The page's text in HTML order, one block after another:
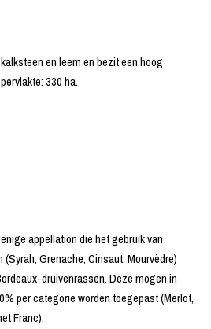
en leem en bezit een hoog
330 ha.
appellation die het gebruik van
Grenache, Cinsaut, Mourvèdre)
druivenrassen. Deze mogen in
per categorie worden toegepast (Merlot,
Franc).